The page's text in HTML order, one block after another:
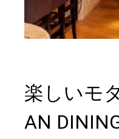
楽しいモ
AN